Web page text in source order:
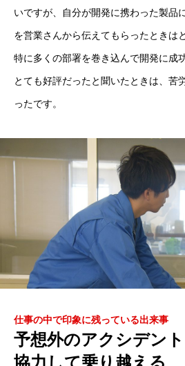
日東エフシーとは
いですが、自分が開発に携わった製品
を営業さんから伝えてもらったときは
特に多くの部署を巻き込んで開発に成
とても好評だったと聞いたときは、苦
ったです。
仕事の中で印象に残っている出来事
予想外のアクシデン
協力して乗り越える